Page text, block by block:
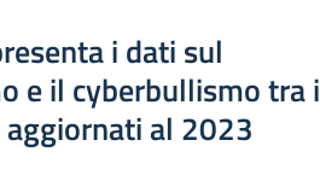
i dati sul
e il cyberbullismo tra i
al 2023